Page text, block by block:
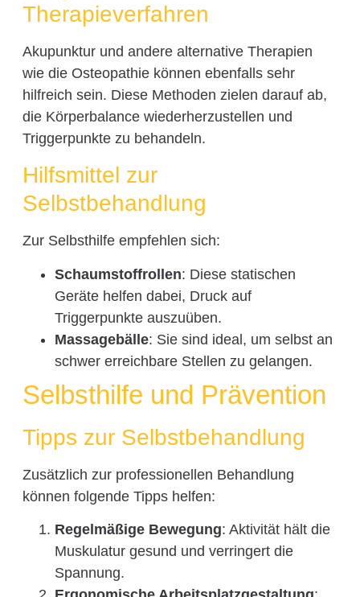
Therapieverfahren
Akupunktur und andere alternative Therapien
wie die Osteopathie können ebenfalls sehr
hilfreich sein. Diese Methoden zielen darauf ab,
die Körperbalance wiederherzustellen und
Triggerpunkte zu behandeln.
Hilfsmittel zur
Selbstbehandlung
Zur Selbsthilfe empfehlen sich:
Schaumstoffrollen: Diese statischen
Geräte helfen dabei, Druck auf
Triggerpunkte auszuüben.
Massagebälle: Sie sind ideal, um selbst an
schwer erreichbare Stellen zu gelangen.
Selbsthilfe und Prävention
Tipps zur Selbstbehandlung
Zusätzlich zur professionellen Behandlung
können folgende Tipps helfen:
Regelmäßige Bewegung: Aktivität hält die
Muskulatur gesund und verringert die
Spannung.